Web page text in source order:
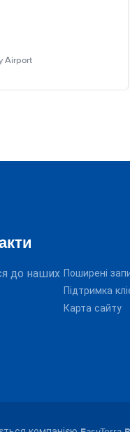
Airport
до наших Поширені
Підтримка
Карта сайту